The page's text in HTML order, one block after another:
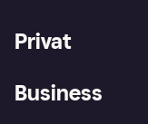
Privat
Business